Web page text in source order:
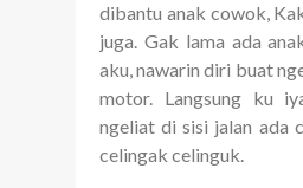
dibantu anak cowok,
juga. Gak lama ada
aku, nawarin diri buat
motor. Langsung ku
ngeliat di sisi jalan ada
celingak celinguk.